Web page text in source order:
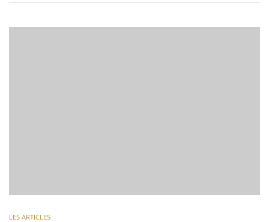
LES ARTICLES